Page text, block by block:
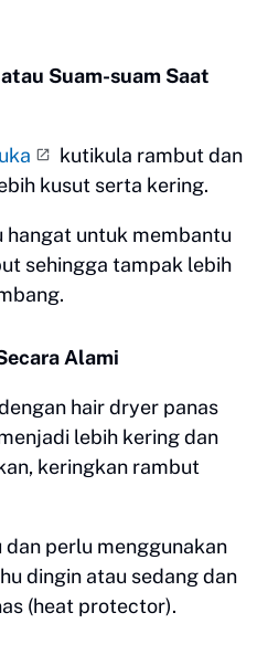
Suam-suam Saat
kutikula rambut dan
kusut serta kering.
hangat untuk membantu
sehingga tampak lebih
Alami
hair dryer panas
lebih kering dan
keringkan rambut
perlu menggunakan
dingin atau sedang dan
(heat protector).